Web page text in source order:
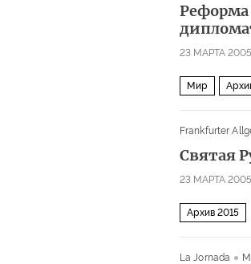
23 МАРТА
Мир
Frankfurter
Святая
23 МАРТА
Архив 2015
La Jornada